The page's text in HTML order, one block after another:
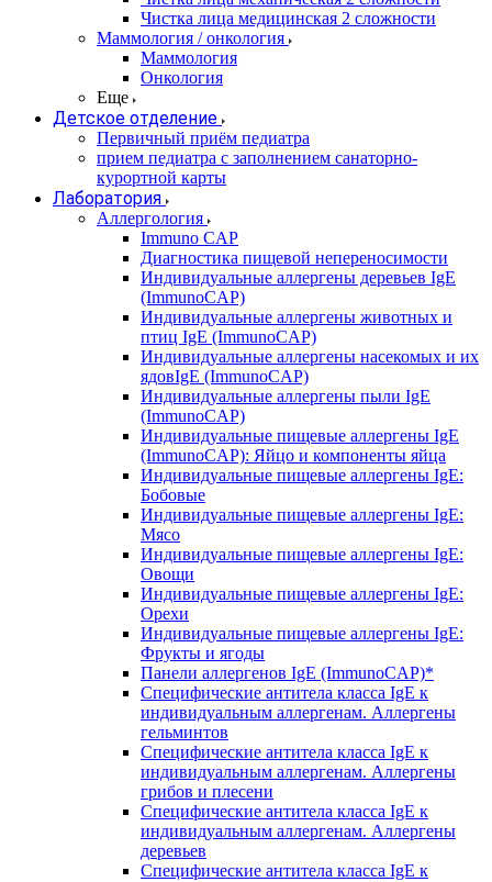
Чистка лица медицинская 2 сложности
Маммология / онкология
Маммология
Онкология
Еще
Детское отделение
Первичный приём педиатра
прием педиатра с заполнением санаторно-
курортной карты
Лаборатория
Аллергология
Immuno CAP
Диагностика пищевой непереносимости
Индивидуальные аллергены деревьев IgE
(ImmunoCAP)
Индивидуальные аллергены животных и
птиц IgE (ImmunoCAP)
Индивидуальные аллергены насекомых и их
ядовIgE (ImmunoCAP)
Индивидуальные аллергены пыли IgE
(ImmunoCAP)
Индивидуальные пищевые аллергены IgE
(ImmunoCAP): Яйцо и компоненты яйца
Индивидуальные пищевые аллергены IgE:
Бобовые
Индивидуальные пищевые аллергены IgE:
Мясо
Индивидуальные пищевые аллергены IgE:
Овощи
Индивидуальные пищевые аллергены IgE:
Орехи
Индивидуальные пищевые аллергены IgE:
Фрукты и ягоды
Панели аллергенов IgE (ImmunoCAP)*
Специфические антитела класса IgE к
индивидуальным аллергенам. Аллергены
гельминтов
Специфические антитела класса IgE к
индивидуальным аллергенам. Аллергены
грибов и плесени
Специфические антитела класса IgE к
индивидуальным аллергенам. Аллергены
деревьев
Специфические антитела класса IgE к